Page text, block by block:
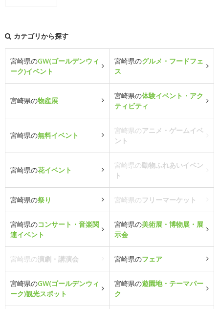
カテゴリから探す
宮崎県のGW(ゴールデンウィ
ーク)イベント
宮崎県のグルメ・フードフェ
ス
宮崎県の物産展
宮崎県の体験イベント・アク
ティビティ
宮崎県の無料イベント
宮崎県のアニメ・ゲームイベ
ント
宮崎県の花イベント
宮崎県の動物ふれあいイベン
ト
宮崎県の祭り 宮崎県のフリーマーケット
宮崎県のコンサート・音楽関
連イベント
宮崎県の美術展・博物展・展
示会
宮崎県の演劇・講演会 宮崎県のフェア
宮崎県のGW(ゴールデンウィ
ーク)観光スポット
宮崎県の遊園地・テーマパー
ク